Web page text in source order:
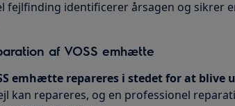
fejlfinding identificerer årsagen og sikrer
af VOSS emhætte
emhætte repareres i stedet for at blive
kan repareres, og en professionel